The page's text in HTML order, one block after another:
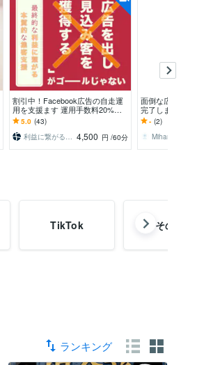
割引中！Facebook広告の自走運
用を支援ます 運用手数料20%は
払いすぎ！外注に依存しない運用
を徹底支援
5.0 (43)
利益に繋がる集客〜株式会社Yoki〜 4,500 円 /60分
面倒な広告入稿
完了します 広告
確・スピーディ
専念を！
- (2)
Mihana Design
TikTok その他
ランキング